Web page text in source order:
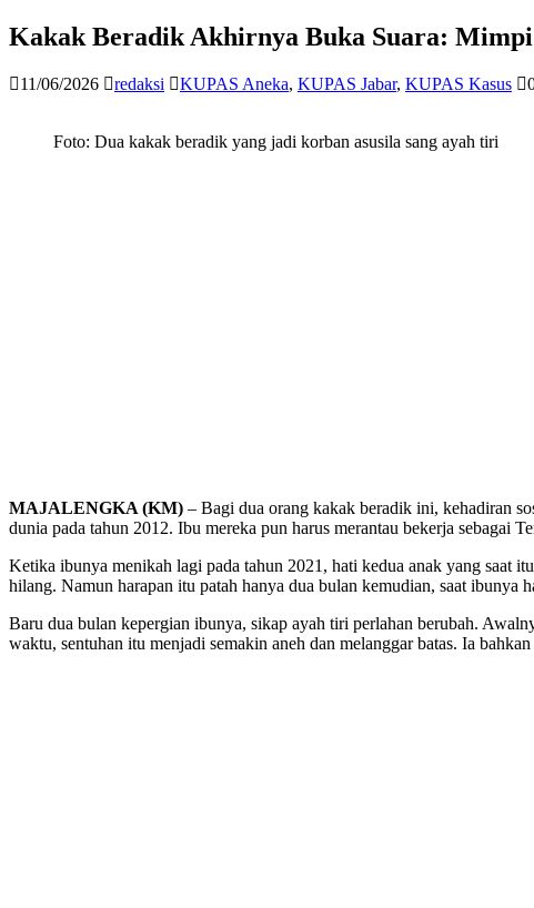
Kakak Beradik Akhirnya Buka Suara:
11/06/2026 redaksi KUPAS Aneka, KUPAS Jabar, KUPAS Kasus
Foto: Dua kakak beradik yang jadi korban asusila sang ayah tiri
MAJALENGKA (KM) – Bagi dua orang kakak beradik ini, kehadiran
dunia pada tahun 2012. Ibu mereka pun harus merantau bekerja sebagai
Ketika ibunya menikah lagi pada tahun 2021, hati kedua anak yang saat
hilang. Namun harapan itu patah hanya dua bulan kemudian, saat ibunya
Baru dua bulan kepergian ibunya, sikap ayah tiri perlahan berubah.
waktu, sentuhan itu menjadi semakin aneh dan melanggar batas. Ia